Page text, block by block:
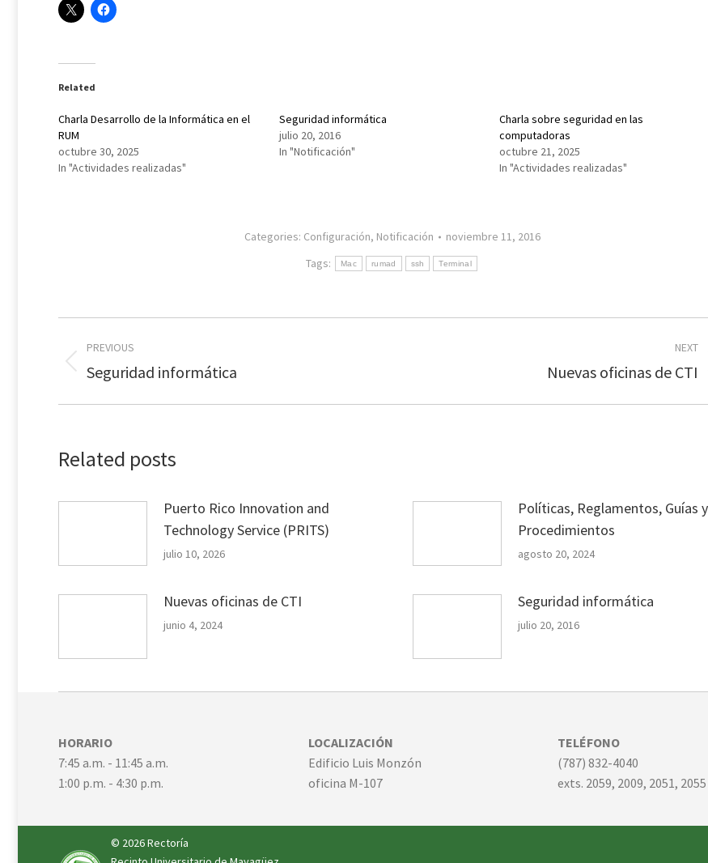
Related
Charla Desarrollo de la Informática en el
RUM
octubre 30, 2025
In "Actividades realizadas"
Seguridad informática
julio 20, 2016
In "Notificación"
Charla sobre seguridad en las
computadoras
octubre 21, 2025
In "Actividades realizadas"
Categories: Configuración, Notificación
noviembre 11, 2016
Tags:
Mac rumad ssh Terminal
navigation
PREVIOUS
Previous
Seguridad informática
NEXT
Nuevas oficinas de CTI
Related posts
Puerto Rico Innovation and
Technology Service (PRITS)
julio 10, 2026
Políticas, Reglamentos, Guías y
Procedimientos
agosto 20, 2024
Nuevas oficinas de CTI
junio 4, 2024
Seguridad informática
julio 20, 2016
HORARIO
7:45 a.m. - 11:45 a.m.
1:00 p.m. - 4:30 p.m.
LOCALIZACIÓN
Edificio Luis Monzón
oficina M-107
TELÉFONO
(787) 832-4040
exts. 2059, 2009, 2051, 2055
© 2026Rectoría